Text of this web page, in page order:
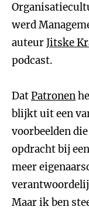
werd
auteurJitske
podcast.
DatPatronen
blijkt uit een
voorbeelden
opdracht bij
meer
Maar ik ben